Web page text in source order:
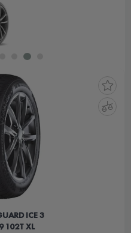
ICE 3
102T XL